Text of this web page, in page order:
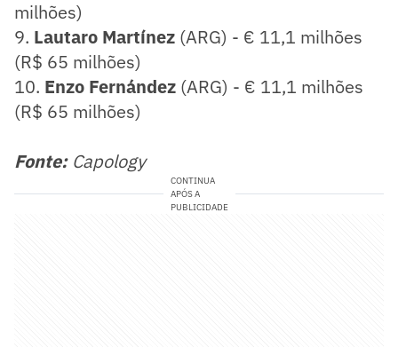
milhões)
9. Lautaro Martínez (ARG) - € 11,1 milhões
(R$ 65 milhões)
10. Enzo Fernández (ARG) - € 11,1 milhões
(R$ 65 milhões)
Fonte:Capology
CONTINUA
APÓS A
PUBLICIDADE